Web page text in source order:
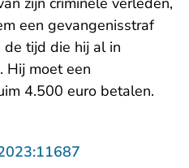
een gevangenisstraf
tijd die hij al in
moet een
4.500 euro betalen.